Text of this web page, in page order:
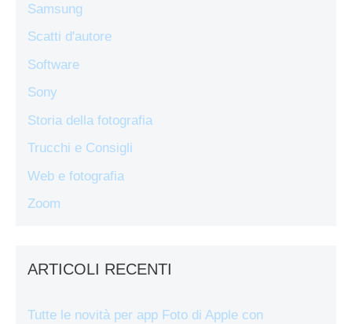
Samsung
Scatti d'autore
Software
Sony
Storia della fotografia
Trucchi e Consigli
Web e fotografia
Zoom
ARTICOLI RECENTI
Tutte le novità per app Foto di Apple con